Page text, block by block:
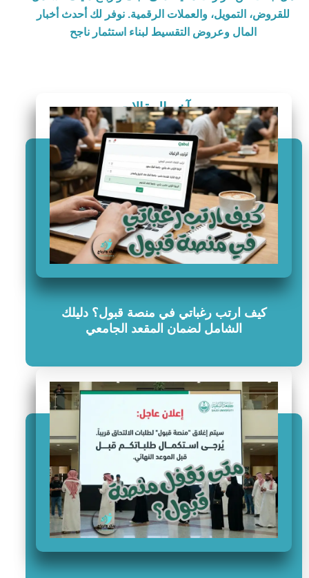
للقروض، التمويل، والعملات الرقمية. نوفر لك أحدث أخبار
المال وعروض التقسيط لبناء استثمار ناجح
آخر المقالات
كيف ارتب رغباتي في منصة قبول؟ دليلك
الشامل لضمان المقعد الجامعي